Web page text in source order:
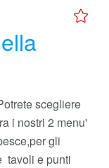
scegliere
i nostri 2 menu'
gli
tavoli e punti